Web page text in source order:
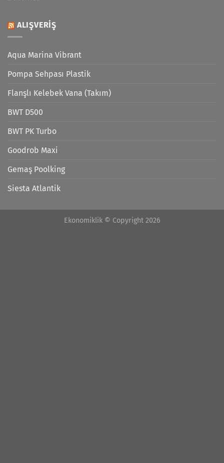
ALIŞVERIŞ
Aqua Marina Vibrant
Pompa Sehpası Plastik
Flanşlı Kelebek Vana (Takım)
BWT D500
BWT PK Turbo
Goodrob Maxi
Gemaş Poolking
Siesta Atlantik
Ekonomiklik © Copyright 2026